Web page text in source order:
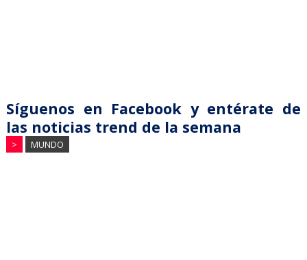
Síguenos en Facebook y entérate de
las noticias trend de la semana
> MUNDO